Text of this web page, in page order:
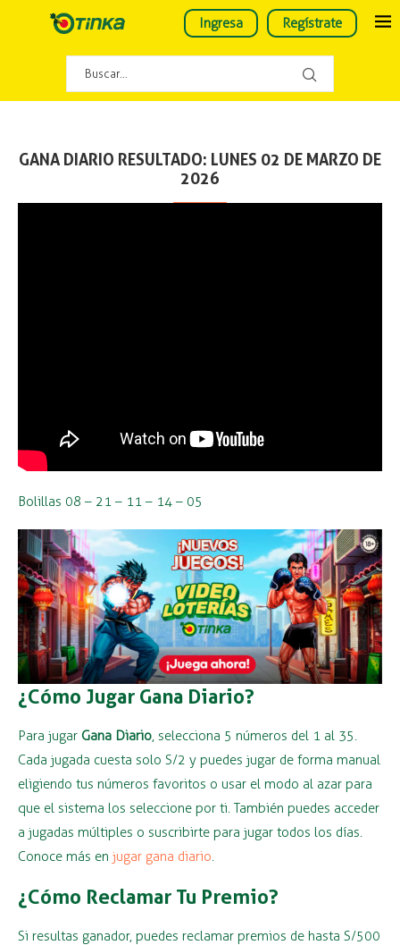
Ingresa Regístrate
GANA DIARIO RESULTADO: LUNES 02 DE MARZO DE
2026
Bolillas 08 – 21 – 11 – 14 – 05
¿Cómo Jugar Gana Diario?
Para jugar Gana Diario, selecciona 5 números del 1 al 35.
Cada jugada cuesta solo S/2 y puedes jugar de forma manual
eligiendo tus números favoritos o usar el modo al azar para
que el sistema los seleccione por ti. También puedes acceder
a jugadas múltiples o suscribirte para jugar todos los días.
Conoce más en jugar gana diario.
¿Cómo Reclamar Tu Premio?
Si resultas ganador, puedes reclamar premios de hasta S/500